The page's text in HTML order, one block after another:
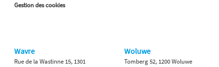
Gestion des cookies
Wavre
Rue de la Wastinne 15, 1301
Woluwe
Tomberg 52, 1200 Woluwe